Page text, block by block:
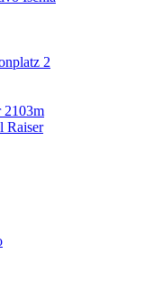
2
2103m
Raiser